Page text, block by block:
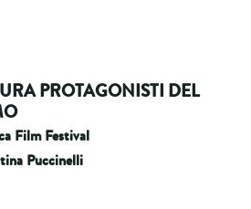
PROTAGONISTI DEL
Film Festival
Puccinelli